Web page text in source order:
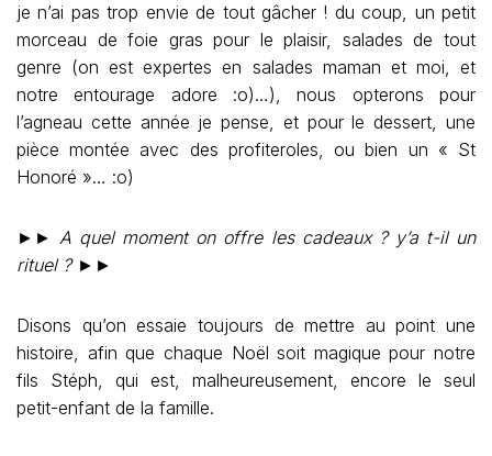
je n’ai pas trop envie de tout gâcher ! du coup, un petit
morceau de foie gras pour le plaisir, salades de tout
genre (on est expertes en salades maman et moi, et
notre entourage adore :o)…), nous opterons pour
l’agneau cette année je pense, et pour le dessert, une
pièce montée avec des profiteroles, ou bien un « St
Honoré »… :o)
►►A quel moment on offre les cadeaux ? y’a t-il un
rituel ? ►►
Disons qu’on essaie toujours de mettre au point une
histoire, afin que chaque Noël soit magique pour notre
fils Stéph, qui est, malheureusement, encore le seul
petit-enfant de la famille.